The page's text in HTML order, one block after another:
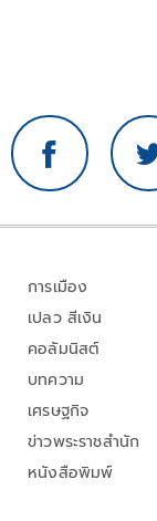
การเมือง
เปลว สีเงิน
คอลัมนิสต์
บทความ
เศรษฐกิจ
ข่าวพระราชสำนัก
หนังสือพิมพ์